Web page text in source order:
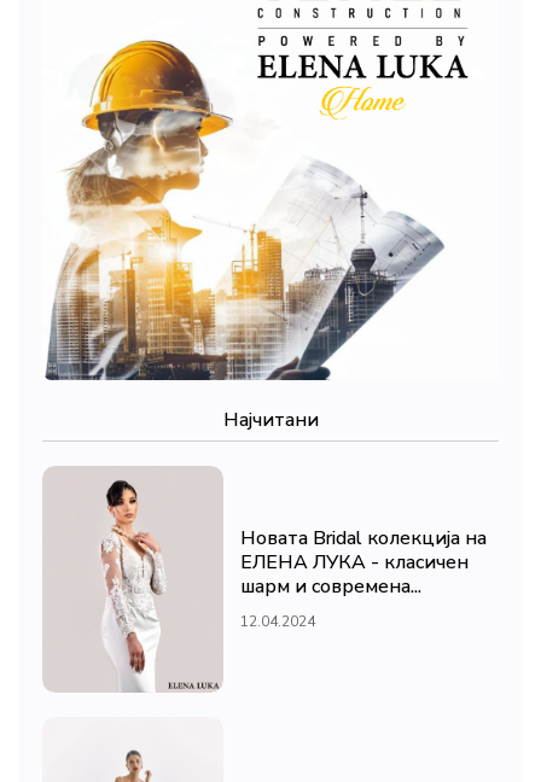
Најчитани
Новата Bridal колекција на
ЕЛЕНА ЛУКА - класичен
шарм и современа...
12.04.2024